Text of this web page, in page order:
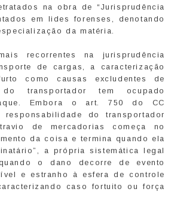
na obra de “Jurisprudência
em lides forenses, denotando
da matéria.
recorrentes na jurisprudência
de cargas, a caracterização
como causas excludentes de
do transportador tem ocupado
Embora o art. 750 do CC
responsabilidade do transportador
de mercadorias começa no
da coisa e termina quando ela
a própria sistemática legal
o dano decorre de evento
e estranho à esfera de controle
caso fortuito ou força